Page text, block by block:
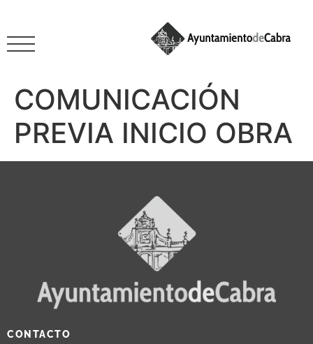
COMUNICACIÓN
PREVIA INICIO OBRA
CONTACTO